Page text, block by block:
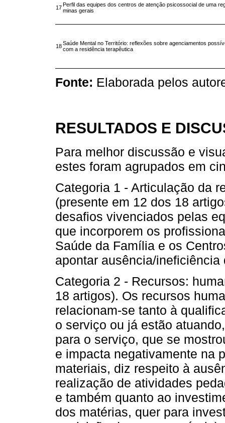
17 Perfil das equipes dos centros de atenção psicossocial de uma
minas gerais
18Saúde Mental no Território: reflexões sobre agenciamentos
com a residência terapêutica
Fonte: Elaborada pelos
RESULTADOS E
Para melhor discussão e
estes foram agrupados em
Categoria 1 - Articulação da
(presente em 12 dos 18
desafios vivenciados pelas
que incorporem os
Saúde da Família e os
apontar ausência/
Categoria 2 - Recursos:
18 artigos). Os recursos
relacionam-se tanto à
o serviço ou já estão
para o serviço, que se
e impacta negativamente na
materiais, diz respeito à
realização de atividades
e também quanto ao
dos matérias, quer para